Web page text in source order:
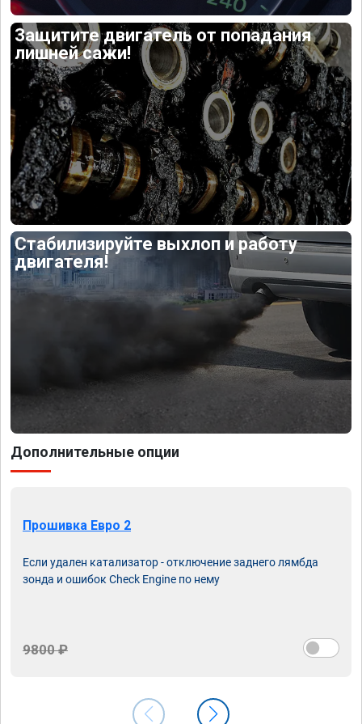
Защитите двигатель от попадания
лишней сажи!
Стабилизируйте выхлоп и работу
двигателя!
Дополнительные опции
Прошивка Евро 2
Если удален катализатор - отключение заднего лямбда
зонда и ошибок Check Engine по нему
9800 ₽